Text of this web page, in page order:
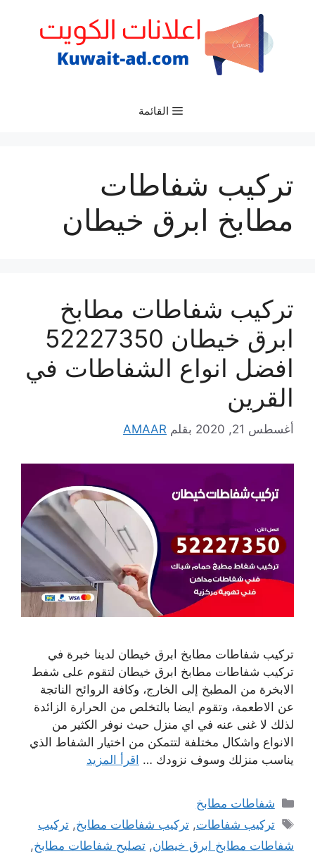
القائمة
تركيب شفاطات
مطابخ ابرق خيطان
تركيب شفاطات مطابخ
ابرق خيطان 52227350
افضل انواع الشفاطات في
القرين
أغسطس 21, 2020 بقلم AMAAR
تركيب شفاطات مطابخ ابرق خيطان لدينا خبرة في
تركيب شفاطات مطابخ ابرق خيطان لتقوم على شفط
الابخرة من المطبخ إلى الخارج، وكافة الروائح الناتجة
عن الاطعمة، وتقوم ايضا بالتخلص من الحرارة الزائدة
لذلك لا غنى عنه في اي منزل حيث نوفر الكثير من
الانواع واشكال مختلفة لتتمكن من اختيار الشفاط الذي
يناسب منزلك وسوف نزودك … اقرأ المزيد
التصنيفات
شفاطات مطابخ
الوسوم
تركيب شفاطات,تركيب شفاطات مطابخ,تركيب
شفاطات مطابخ ابرق خيطان, تصليح شفاطات مطابخ,